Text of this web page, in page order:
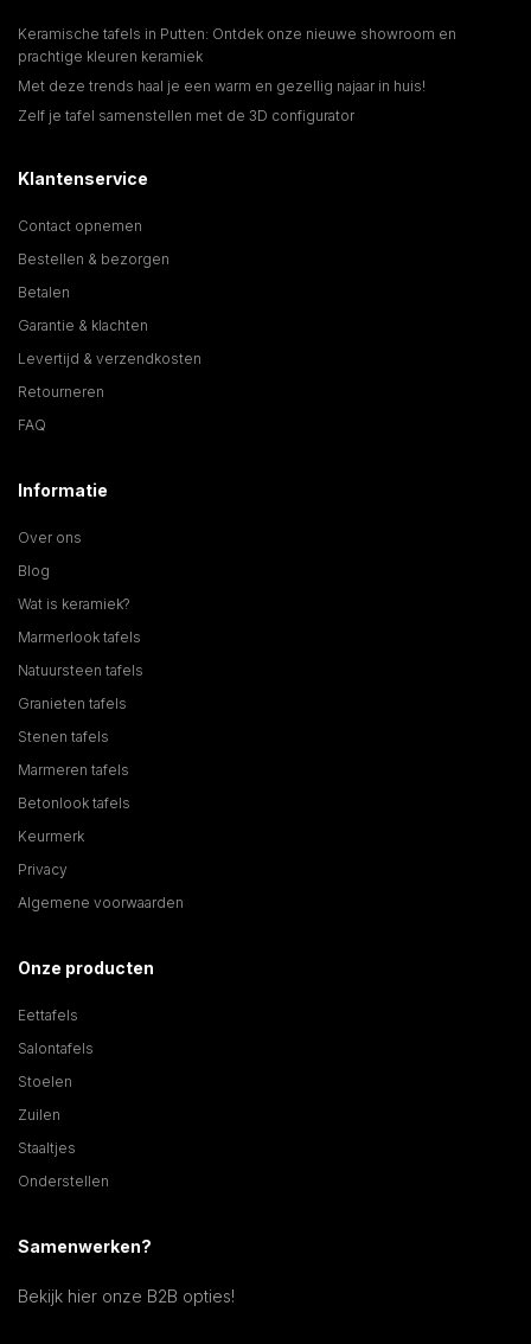
Keramische tafels in Putten: Ontdek onze nieuwe showroom en
prachtige kleuren keramiek
Met deze trends haal je een warm en gezellig najaar in huis!
Zelf je tafel samenstellen met de 3D configurator
Klantenservice
Contact opnemen
Bestellen & bezorgen
Betalen
Garantie & klachten
Levertijd & verzendkosten
Retourneren
FAQ
Informatie
Over ons
Blog
Wat is keramiek?
Marmerlook tafels
Natuursteen tafels
Granieten tafels
Stenen tafels
Marmeren tafels
Betonlook tafels
Keurmerk
Privacy
Algemene voorwaarden
Onze producten
Eettafels
Salontafels
Stoelen
Zuilen
Staaltjes
Onderstellen
Samenwerken?
Bekijk hier onze B2B opties!